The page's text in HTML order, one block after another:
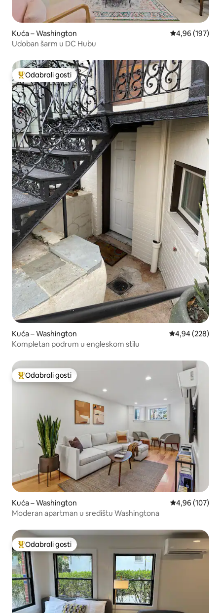
Kuća – Washington Prosječna
4,96 (197)
Udoban šarm u DC Hubu
Među najviše rangiranima s oznakom „Odabrali gosti”
Odabrali gosti
Kuća – Washington Prosječna
4,94 (228)
Kompletan podrum u engleskom stilu
Među najviše rangiranima s oznakom „Odabrali gosti”
Odabrali gosti
Kuća – Washington Prosječna
4,96 (107)
Moderan apartman u središtu Washingtona
Među najviše rangiranima s oznakom „Odabrali gosti”
Odabrali gosti